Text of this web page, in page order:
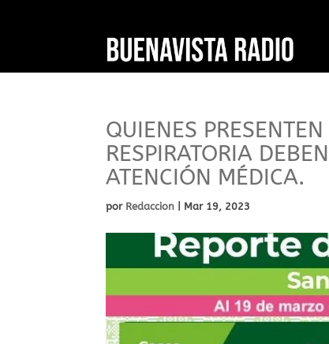
QUIENES
RESPIRATORIA
ATENCIÓN MÉDICA.
por Redaccion Mar 19, 2023